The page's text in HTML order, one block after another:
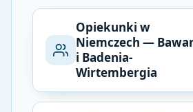
Opiekunki w
Niemczech —
i Badenia-
Wirtembergia